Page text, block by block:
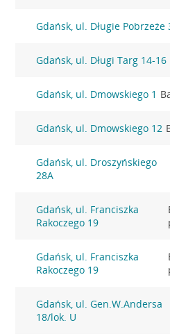
Gdańsk, ul. Długie Pobrzeże
Gdańsk, ul. Długi Targ 14-16
Gdańsk, ul. Dmowskiego 1
Gdańsk, ul. Dmowskiego 12
Gdańsk, ul. Droszyńskiego
28A
Gdańsk, ul. Franciszka
Rakoczego 19
Gdańsk, ul. Franciszka
Rakoczego 19
Gdańsk, ul. Gen.W.Andersa
18/lok. U